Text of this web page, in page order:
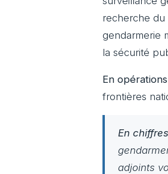
recherche du
gendarmerie
la sécurité
En
frontières
En chiffres
adjoints